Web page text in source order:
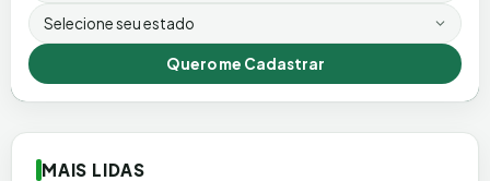
Estado
Quero me Cadastrar
MAIS LIDAS